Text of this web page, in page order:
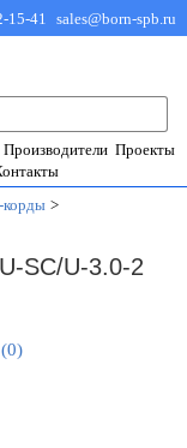
15-41 sales@born-spb.ru
Производители Проекты
корды >
SC/U-3.0-2